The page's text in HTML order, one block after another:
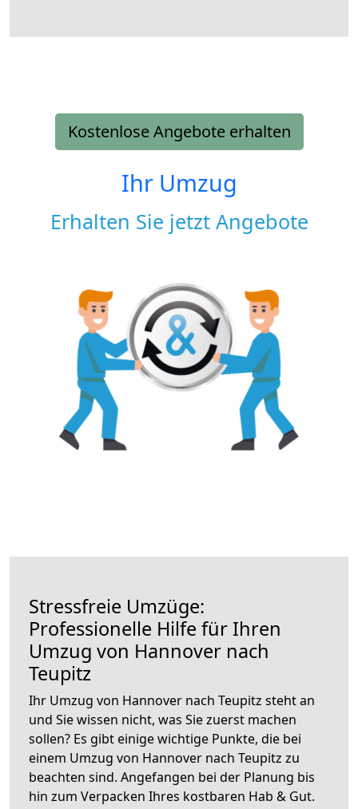
Kostenlose Angebote erhalten
Ihr Umzug
Erhalten Sie jetzt Angebote
Stressfreie Umzüge:
Professionelle Hilfe für Ihren
Umzug von Hannover nach
Teupitz
Ihr Umzug von Hannover nach Teupitz steht an
und Sie wissen nicht, was Sie zuerst machen
sollen? Es gibt einige wichtige Punkte, die bei
einem Umzug von Hannover nach Teupitz zu
beachten sind. Angefangen bei der Planung bis
hin zum Verpacken Ihres kostbaren Hab & Gut.